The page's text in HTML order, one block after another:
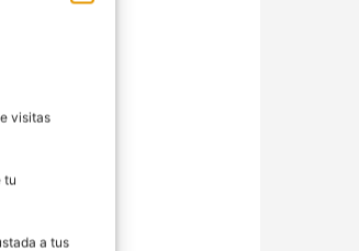
visitas
tu
a tus